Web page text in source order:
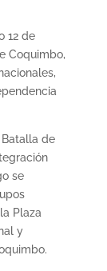
12 de
Coquimbo,
de
se
Plaza
y